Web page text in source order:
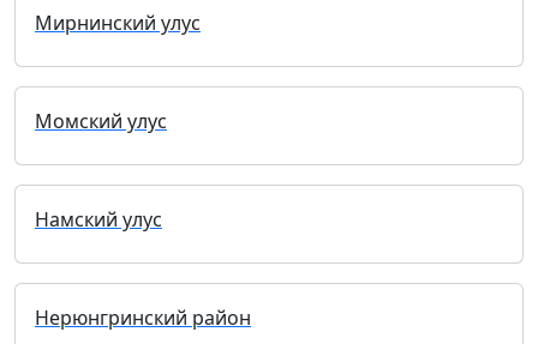
Мирнинский улус
Момский улус
Намский улус
Нерюнгринский район